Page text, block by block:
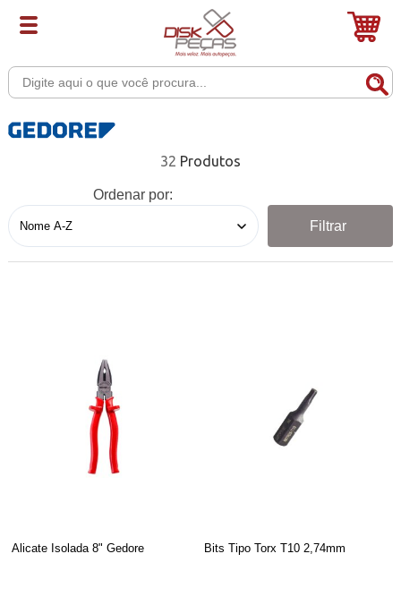
32
Ordenar por:
Filtrar
Alicate Isolada 8" Gedore Bits Tipo Torx T10 2,74mm